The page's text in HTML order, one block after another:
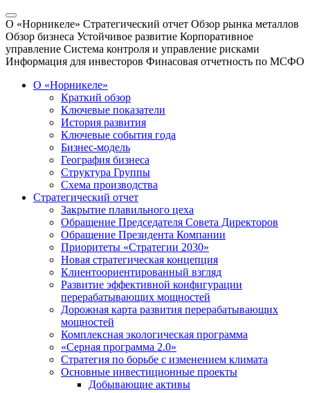
О «Норникеле» Стратегический отчет Обзор рынка металлов
Обзор бизнеса Устойчивое развитие Корпоративное
управление Система контроля и управление рисками
Информация для инвесторов Финасовая отчетность по МСФО
О «Норникеле»
Краткий обзор
Ключевые показатели
История развития
Ключевые события года
Бизнес-модель
География бизнеса
Структура Группы
Схема производства
Стратегический отчет
Закрытие плавильного цеха
Обращение Председателя Совета Директоров
Обращение Президента Компании
Приоритеты «Стратегии 2030»
Новая стратегическая концепция
Клиентоориентированный взгляд
Развитие эффективной конфигурации
перерабатывающих мощностей
Дорожная карта развития перерабатывающих
мощностей
Комплексная экологическая программа
«Серная программа 2.0»
Стратегия по борьбе с изменением климата
Основные инвестиционные проекты
Добывающие активы